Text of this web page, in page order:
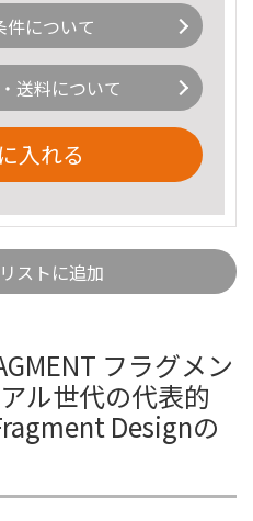
件について
送料について
入れる
ストに追加
フラグメン
ル世代の代表的
Designの